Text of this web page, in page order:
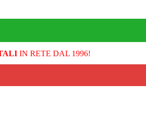
IN RETE DAL 1996!